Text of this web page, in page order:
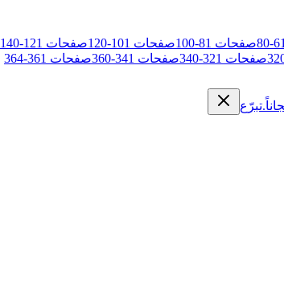
61
-
80صفحات 81
-
100صفحات 101
-
120صفحات 121
-
140
صفحات 321
-
340صفحات 341
-
360صفحات 361
-
364
تبرّع